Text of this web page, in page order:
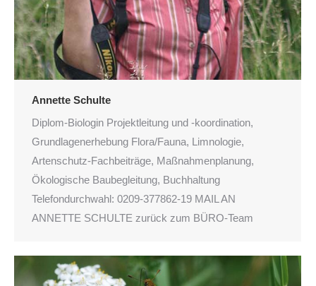
Annette Schulte
Diplom-Biologin Projektleitung und -koordination,
Grundlagenerhebung Flora/Fauna, Limnologie,
Artenschutz-Fachbeiträge, Maßnahmenplanung,
Ökologische Baubegleitung, Buchhaltung
Telefondurchwahl: 0209-377862-19 MAIL AN
ANNETTE SCHULTE zurück zum BÜRO-Team